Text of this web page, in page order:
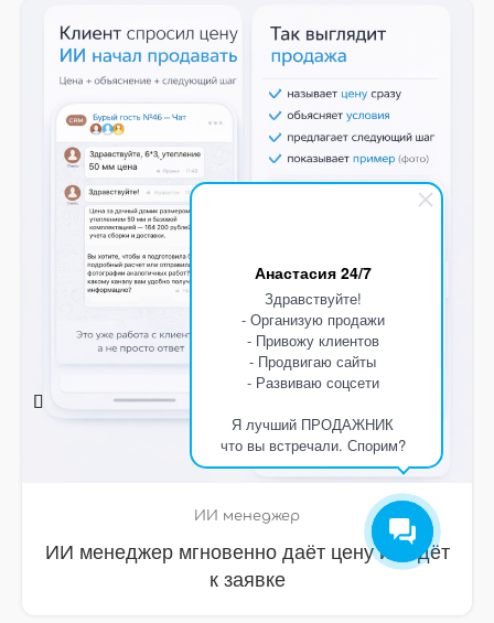
Анастасия 24/7
Здравствуйте!
- Организую продажи
- Привожу клиентов
- Продвигаю сайты
- Развиваю соцсети
Я лучший ПРОДАЖНИК
что вы встречали. Спорим?